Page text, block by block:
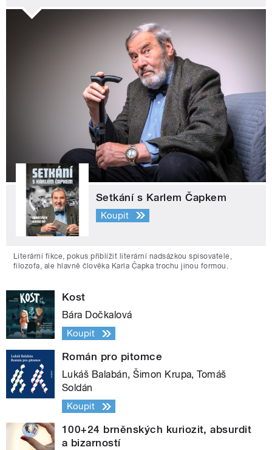
Setkání s Karlem Čapkem
Koupit
Literární fikce, pokus přiblížit literární nadsázkou spisovatele,
filozofa, ale hlavně člověka Karla Čapka trochu jinou formou.
Kost
Bára Dočkalová
Koupit
Román pro pitomce
Lukáš Balabán, Šimon Krupa, Tomáš
Soldán
Koupit
100+24 brněnských kuriozit, absurdit
a bizarností